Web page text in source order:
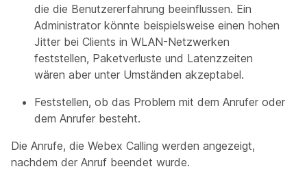
die die Benutzererfahrung beeinflussen. Ein
Administrator könnte beispielsweise einen hohen
Jitter bei Clients in WLAN-Netzwerken
feststellen, Paketverluste und Latenzzeiten
wären aber unter Umständen akzeptabel.
Feststellen, ob das Problem mit dem Anrufer oder
dem Anrufer besteht.
Die Anrufe, die Webex Calling werden angezeigt,
nachdem der Anruf beendet wurde.